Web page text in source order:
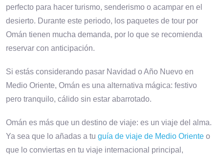
perfecto para hacer turismo, senderismo o acampar en el
desierto. Durante este periodo, los paquetes de tour por
Omán tienen mucha demanda, por lo que se recomienda
reservar con anticipación.
Si estás considerando pasar Navidad o Año Nuevo en
Medio Oriente, Omán es una alternativa mágica: festivo
pero tranquilo, cálido sin estar abarrotado.
Omán es más que un destino de viaje: es un viaje del alma.
Ya sea que lo añadas a tu guía de viaje de Medio Oriente o
que lo conviertas en tu viaje internacional principal,